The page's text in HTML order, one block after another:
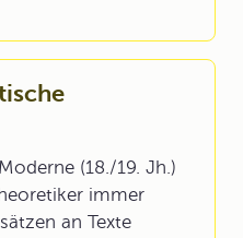
(18./19. Jh.)
immer
an Texte